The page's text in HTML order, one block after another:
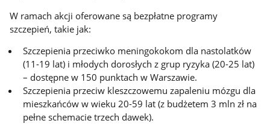
W ramach akcji oferowane są bezpłatne programy
szczepień, takie jak:
Szczepienia przeciwko meningokokom dla nastolatków
(11-19 lat) i młodych dorosłych z grup ryzyka (20-25 lat)
– dostępne w 150 punktach w Warszawie.
Szczepienia przeciw kleszczowemu zapaleniu mózgu dla
mieszkańców w wieku 20-59 lat (z budżetem 3 mln zł na
pełne schemacie trzech dawek).